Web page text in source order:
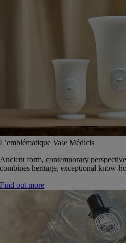
L’emblématique Vase Médicis
Ancient form, contemporary
combines heritage, exceptional know-
Find out more